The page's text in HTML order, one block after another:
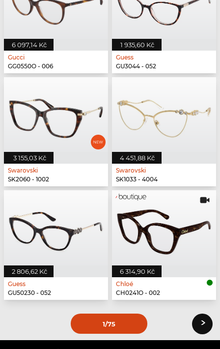
6 097,14 Kč
Gucci
GG0550O - 006
1 935,60 Kč
Guess
GU3044 - 052
3 155,03 Kč
Swarovski
SK2060 - 1002
4 451,88 Kč
Swarovski
SK1033 - 4004
2 806,62 Kč
Guess
GU50230 - 052
6 314,90 Kč
Chloé
CH0241O - 002
1/75 ›